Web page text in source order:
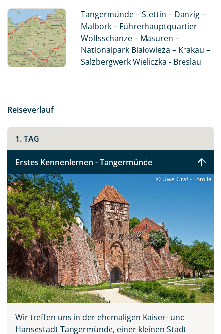
welcher die Geschichte Dresdens maßgeblich prägte.
Unvergesslich und beeindruckend ist das Salzbergwerk
Wieliczka südlich von Krakau.
Unsere Reise endet in Breslau, der Hauptstadt
Schlesiens.
Tangermünde – Stettin – Danzig –
Malbork – Führerhauptquartier
Wolfsschanze – Masuren –
Nationalpark Białowieża – Krakau –
Salzbergwerk Wieliczka - Breslau
Reiseverlauf
1. TAG
Erstes Kennenlernen - Tangermünde
© Uwe Graf - Fotolia
Wir treffen uns in der ehemaligen Kaiser- und
Hansestadt Tangermünde, einer kleinen Stadt